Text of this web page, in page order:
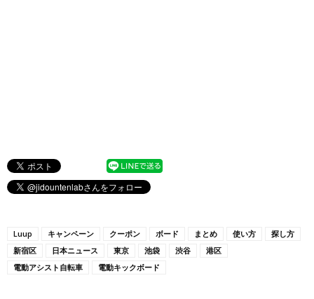
Luup キャンペーン クーポン ボード まとめ 使い方
探し方
新宿区
日本ニュース 東京 池袋 渋谷
港区
電動アシスト自転車
電動キックボード